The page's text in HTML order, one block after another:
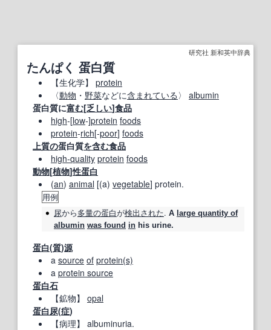
研究社 新和英中辞典
たんぱく 蛋白質
【生化学】 protein
〈動物 ・ 野菜などに含まれている 〉 albumin
蛋白質に富む[乏しい]食品
high‐[low‐]protein foods
protein‐rich[‐poor] foods
上質の蛋白質を含む食品
high‐quality protein foods
動物[植物]性蛋白
(an) animal [(a) vegetable] protein.
用例
尿から多量の蛋白が検出された. A large quantity of
albumin was found in his urine.
蛋白(質)源
a source of protein(s)
a protein source
蛋白石
【鉱物】 opal
蛋白尿(症)
【病理】 albuminuria.